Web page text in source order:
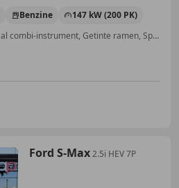
Benzine
147 kW (200 PK)
Sportonderstel, Geheel digitaal combi-instrument, Getinte ramen, Sportstoelen, Parkeerhulp met camera, Radio, Lane Departure Warning Systeem, Parkeerhulp voor
Ford S-Max2.5i HEV 7P